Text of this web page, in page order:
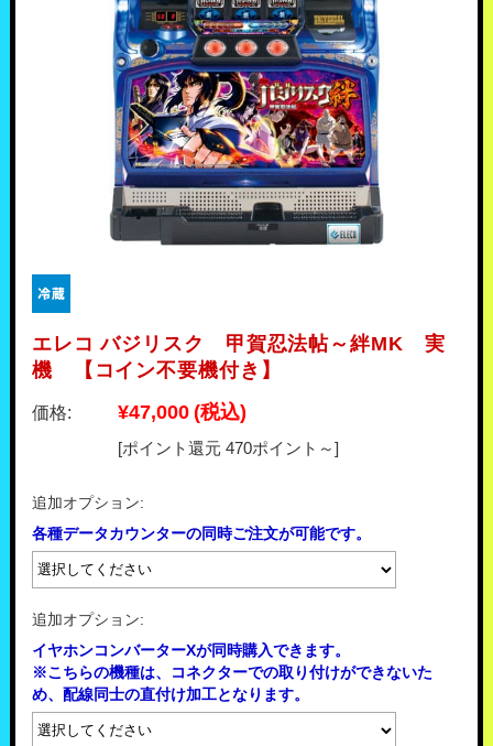
エレコ バジリスク 甲賀忍法帖～絆MK 実
機 【コイン不要機付き】
価格: ¥47,000(税込)
[ポイント還元 470ポイント～]
追加オプション:
各種データカウンターの同時ご注文が可能です。
追加オプション:
イヤホンコンバーターXが同時購入できます。
※こちらの機種は、コネクターでの取り付けができないた
め、配線同士の直付け加工となります。